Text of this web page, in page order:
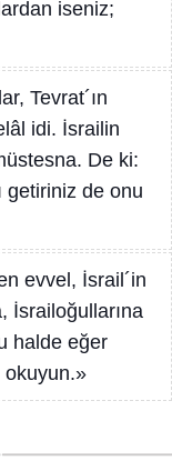
iseniz;
Tevrat´ın
idi. İsrailin
De ki:
getiriniz de onu
evvel, İsrail´in
İsrailoğullarına
halde eğer
okuyun.»